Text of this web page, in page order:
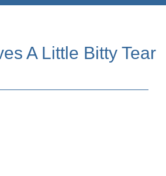
A Little Bitty Tear